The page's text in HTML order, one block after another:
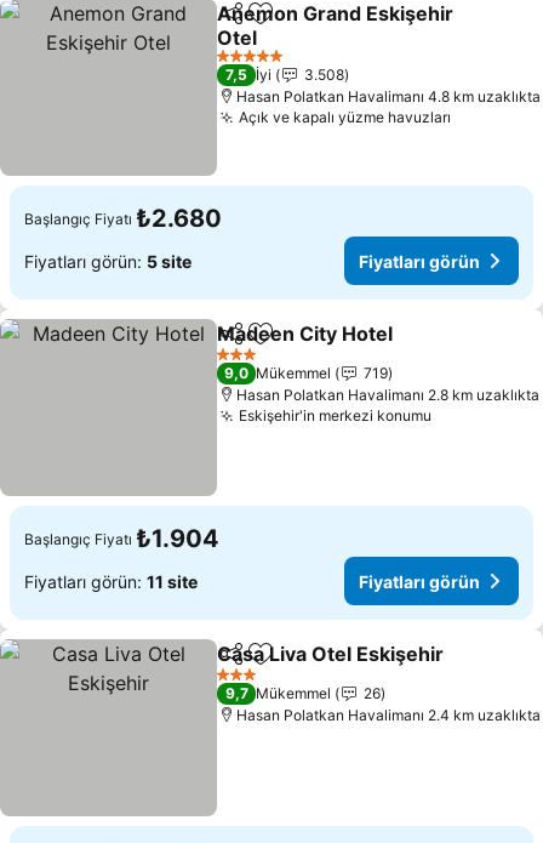
PaylaşFavorilerime ekle
Anemon Grand Eskişehir
Otel
5 Yıldız
7,5 İyi
3.508
Hasan Polatkan Havalimanı 4.8 km uzaklıkta
Açık ve kapalı yüzme havuzları
Başlangıç Fiyatı ₺2.680
Fiyatları görün: 5 site Fiyatları görün
PaylaşFavorilerime ekle
Madeen City Hotel
3 Yıldız
9,0 Mükemmel
719
Hasan Polatkan Havalimanı 2.8 km uzaklıkta
Eskişehir'in merkezi konumu
Başlangıç Fiyatı ₺1.904
Fiyatları görün: 11 site Fiyatları görün
PaylaşFavorilerime ekle
Casa Liva Otel Eskişehir
3 Yıldız
9,7 Mükemmel
26
Hasan Polatkan Havalimanı 2.4 km uzaklıkta